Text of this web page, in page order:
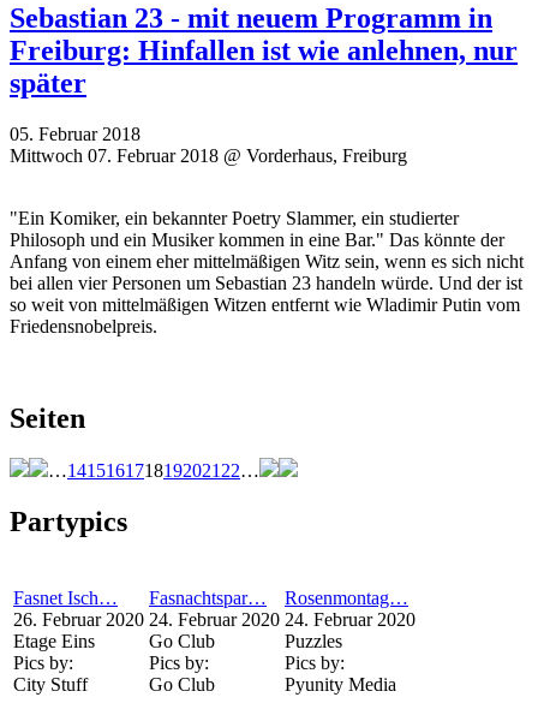
Sebastian 23 - mit neuem Programm in
Freiburg: Hinfallen ist wie anlehnen, nur
später
05. Februar 2018
Mittwoch 07. Februar 2018 @ Vorderhaus, Freiburg
"Ein Komiker, ein bekannter Poetry Slammer, ein studierter
Philosoph und ein Musiker kommen in eine Bar." Das könnte der
Anfang von einem eher mittelmäßigen Witz sein, wenn es sich nicht
bei allen vier Personen um Sebastian 23 handeln würde. Und der ist
so weit von mittelmäßigen Witzen entfernt wie Wladimir Putin vom
Friedensnobelpreis.
Seiten
…141516171819202122…
Partypics
Fasnet Isch…
26. Februar 2020
Etage Eins
Pics by:
City Stuff
Fasnachtspar…
24. Februar 2020
Go Club
Pics by:
Go Club
Rosenmontag…
24. Februar 2020
Puzzles
Pics by:
Pyunity Media